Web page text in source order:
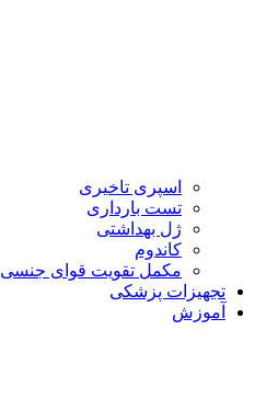
اسپری تاخیری
تست بارداری
ژل بهداشتی
کاندوم
مکمل تقویت قوای جنسی
تجهیزات پزشکی
آموزش